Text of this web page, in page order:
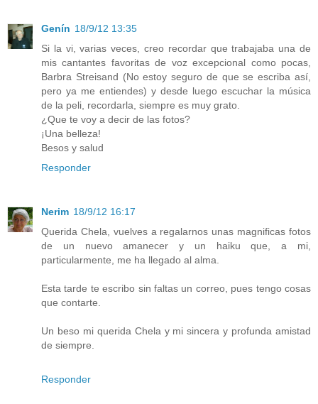
Genín 18/9/12 13:35
Si la vi, varias veces, creo recordar que trabajaba una de
mis cantantes favoritas de voz excepcional como pocas,
Barbra Streisand (No estoy seguro de que se escriba así,
pero ya me entiendes) y desde luego escuchar la música
de la peli, recordarla, siempre es muy grato.
¿Que te voy a decir de las fotos?
¡Una belleza!
Besos y salud
Responder
Nerim 18/9/12 16:17
Querida Chela, vuelves a regalarnos unas magnificas fotos
de un nuevo amanecer y un haiku que, a mi,
particularmente, me ha llegado al alma.
Esta tarde te escribo sin faltas un correo, pues tengo cosas
que contarte.
Un beso mi querida Chela y mi sincera y profunda amistad
de siempre.
Responder